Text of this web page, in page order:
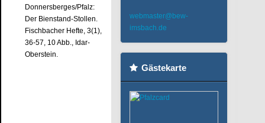
Donnersberges/Pfalz:
Der Bienstand-Stollen.
Fischbacher Hefte, 3(1),
36-57, 10 Abb., Idar-
Oberstein.
webmaster@bew-
imsbach.de
Gästekarte